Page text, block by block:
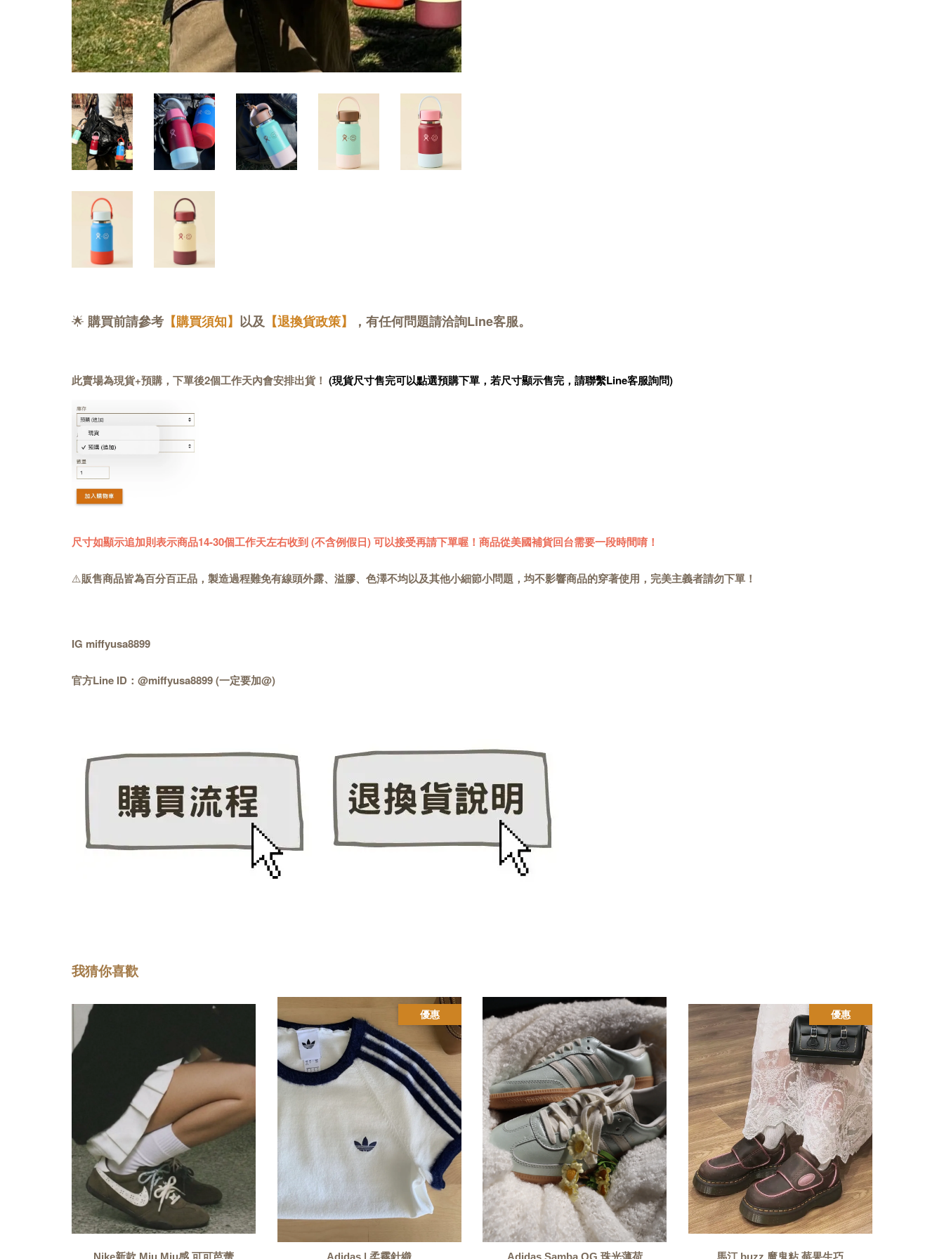
🌟 購買前請參考 【購買須知】 以及 【退換貨政策】 ，有任何問題請洽詢Line客服。
此賣場為現貨+預購，下單後2個工作天內會安排出貨！ (現貨尺寸售完可以點選預購下單，若尺寸顯示售完，請聯繫Line客服詢問)
尺寸如顯示追加則表示商品14-30個工作天左右收到 (不含例假日) 可以接受再請下單喔！商品從美國補貨回台需要一段時間唷！
⚠️販售商品皆為百分百正品，製造過程難免有線頭外露、溢膠、色澤不均以及其他小細節小問題，均不影響商品的穿著使用，完美主義者請勿下單！
IG miffyusa8899
官方Line ID：@miffyusa8899 (一定要加@)
我猜你喜歡
Nike新款 Miu Miu感 可可芭蕾
優惠
Adidas | 柔霧針織 Adidas Samba OG 珠光薄荷
優惠
馬汀 buzz 魔鬼粘 莓果生巧